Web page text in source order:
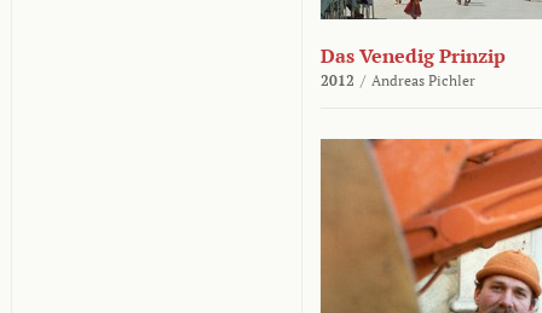
Das Venedig Prinzip
2012 / Andreas Pichler